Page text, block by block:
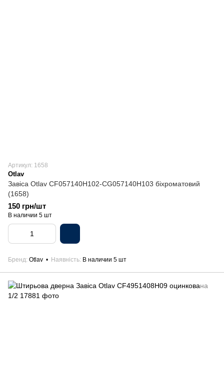
Артикул: 1658
Otlav
Завіса Otlav CF057140H102-CG057140H103 біхроматовий
(1658)
150 грн/шт
В наличии 5 шт
Бренд Otlav Наявність В наличии 5 шт